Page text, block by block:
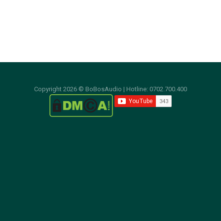
Copyright 2026 © BoBosAudio | Hotline: 0702.700.400